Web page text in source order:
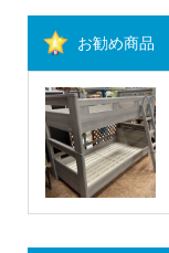
お勧め商品